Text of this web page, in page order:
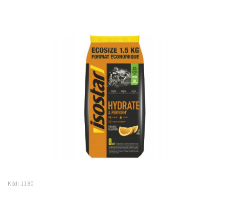
Kód: 1180